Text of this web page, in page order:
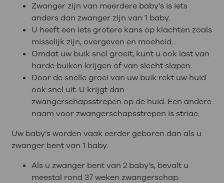
Zwanger zijn van meerdere baby’s is iets
anders dan zwanger zijn van 1 baby.
U heeft een iets grotere kans op klachten zoals
misselijk zijn, overgeven en moeheid.
Omdat uw buik snel groeit, kunt u ook last van
harde buiken krijgen of van slecht slapen.
Door de snelle groei van uw buik rekt uw huid
ook snel uit. U krijgt dan
zwangerschapsstrepen op de huid. Een andere
naam voor zwangerschapsstrepen is striae.
Uw baby’s worden vaak eerder geboren dan als u
zwanger bent van 1 baby.
Als u zwanger bent van 2 baby’s, bevalt u
meestal rond 37 weken zwangerschap.